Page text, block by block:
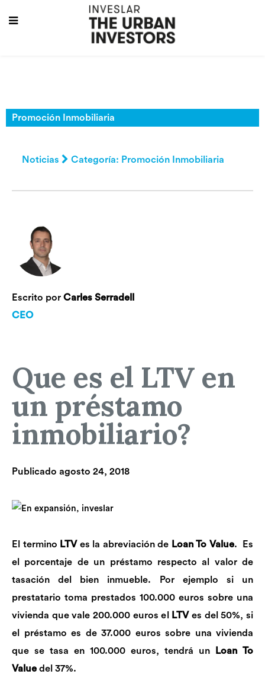
Promoción Inmobiliaria
Noticias Categoría: Promoción Inmobiliaria
Escrito por Carles Serradell
CEO
Que es el LTV en
un préstamo
inmobiliario?
Publicado agosto 24, 2018
El termino LTVes la abreviación de Loan To Value. Es
el porcentaje de un préstamo respecto al valor de
tasación del bien inmueble. Por ejemplo si un
prestatario toma prestados 100.000 euros sobre una
vivienda que vale 200.000 euros el
LTVes del 50%, si
el préstamo es de 37.000 euros sobre una vivienda
que se tasa en 100.000 euros, tendrá un
Loan To
Value del 37%.